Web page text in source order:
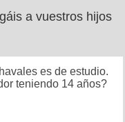
a vuestros hijos
es de estudio.
teniendo 14 años?